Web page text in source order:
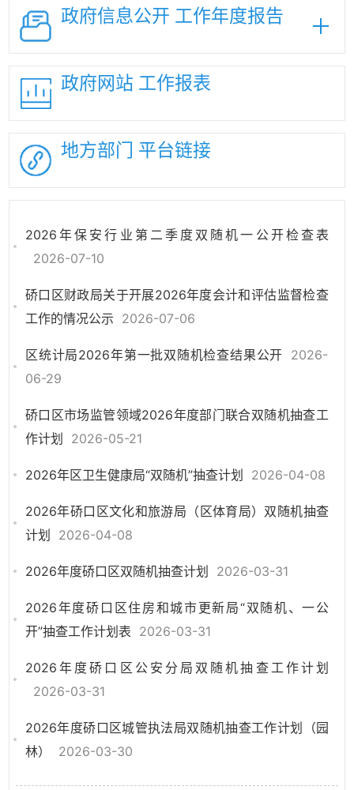
政府信息公开 工作年度报告
政府网站 工作报表
地方部门 平台链接
2026年保安行业第二季度双随机一公开检查表
2026-07-10
硚口区财政局关于开展2026年度会计和评估监督检查
工作的情况公示 2026-07-06
区统计局2026年第一批双随机检查结果公开 2026-
06-29
硚口区市场监管领域2026年度部门联合双随机抽查工
作计划
2026-05-21
2026年区卫生健康局“双随机”抽查计划 2026-04-08
2026年硚口区文化和旅游局（区体育局）双随机抽查
计划
2026-04-08
2026年度硚口区双随机抽查计划 2026-03-31
2026年度硚口区住房和城市更新局“双随机、一公
开”抽查工作计划表 2026-03-31
2026年度硚口区公安分局双随机抽查工作计划
2026-03-31
2026年度硚口区城管执法局双随机抽查工作计划（园
林）
2026-03-30